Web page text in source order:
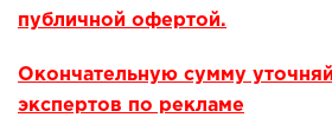
публичной офертой.
Окончательную сумму
экспертов по рекламе